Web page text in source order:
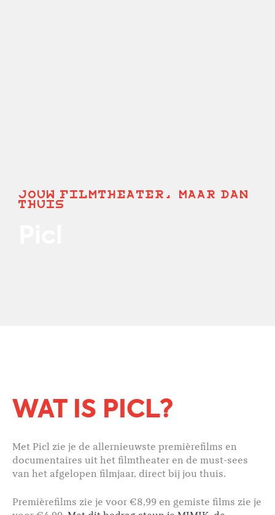
JOUW FILMTHEATER, MAAR DAN
THUIS
WAT IS PICL?
Met Picl zie je de allernieuwste premièrefilms en
documentaires uit het filmtheater en de must-sees
van het afgelopen filmjaar, direct bij jou thuis.
Premièrefilms zie je voor €8,99 en gemiste films zie je